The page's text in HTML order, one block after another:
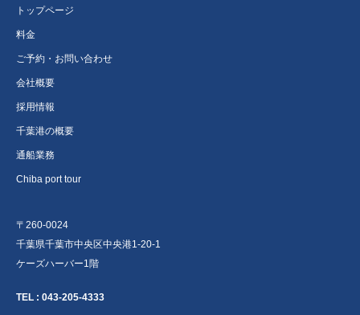
トップページ
料金
ご予約・お問い合わせ
会社概要
採用情報
千葉港の概要
通船業務
Chiba port tour
〒260-0024
千葉県千葉市中央区中央港1-20-1
ケーズハーバー1階
TEL : 043-205-4333